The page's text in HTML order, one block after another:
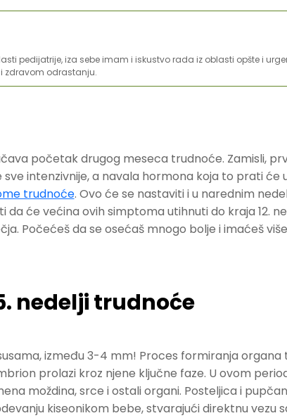
pedijatrije, iza sebe imam i iskustvo rada iz oblasti opšte i
zdravom odrastanju.
početak drugog meseca trudnoće. Zamisli,
intenzivnije, a navala hormona koja to prati će
trudnoće. Ovo će se nastaviti i u narednim
da će većina ovih simptoma utihnuti do kraja 12.
Počećeš da se osećaš mnogo bolje i imaćeš
nedelji trudnoće
između 3-4 mm! Proces formiranja organa
prolazi kroz njene ključne faze. U ovom
moždina, srce i ostali organi. Posteljica i
kiseonikom bebe, stvarajući direktnu vezu